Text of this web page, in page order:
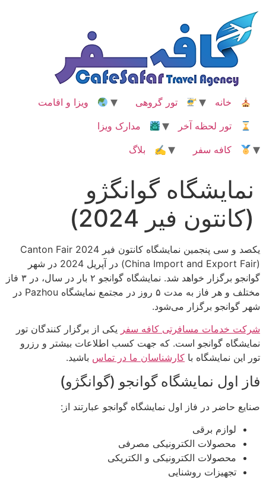
محتوا
خانه تور گروهی
ویزا و اقامت
تور لحظه آخر
مدارک ویزا
کافه سفر
✍ بلاگ
نمایشگاه گوانگژو
(کانتون فیر 2024)
یکصد و سی پنجمین نمایشگاه کانتون فیر Canton Fair 2024
(China Import and Export Fair) در آپریل 2024 در شهر
گوانجو برگزار خواهد شد. نمایشگاه گوانجو ۲ بار در سال، در ۳ فاز
مختلف و هر فاز به مدت ۵ روز در مجتمع نمایشگاه Pazhou در
شهر گوانجو برگزار می‌شود.
شرکت خدمات مسافرتی کافه سفر یکی از برگزار کنندگان تور
نمایشگاه گوانجو است. که جهت کسب اطلاعات بیشتر و رزرو
تور این نمایشگاه با کارشناسان ما در تماس باشید.
فاز اول نمایشگاه گوانجو (گوانگژو)
صنایع حاضر در فاز اول نمایشگاه گوانجو عبارتند از:
لوازم برقی
محصولات الکترونیکی مصرفی
محصولات الکترونیکی و الکتریکی
تجهیزات روشنایی